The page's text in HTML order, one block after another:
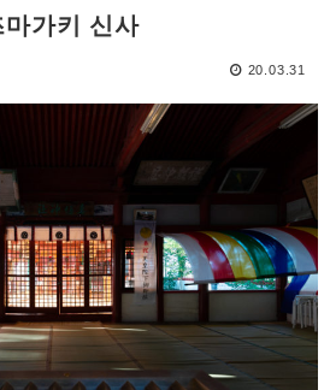
마가키 신사
20.03.31